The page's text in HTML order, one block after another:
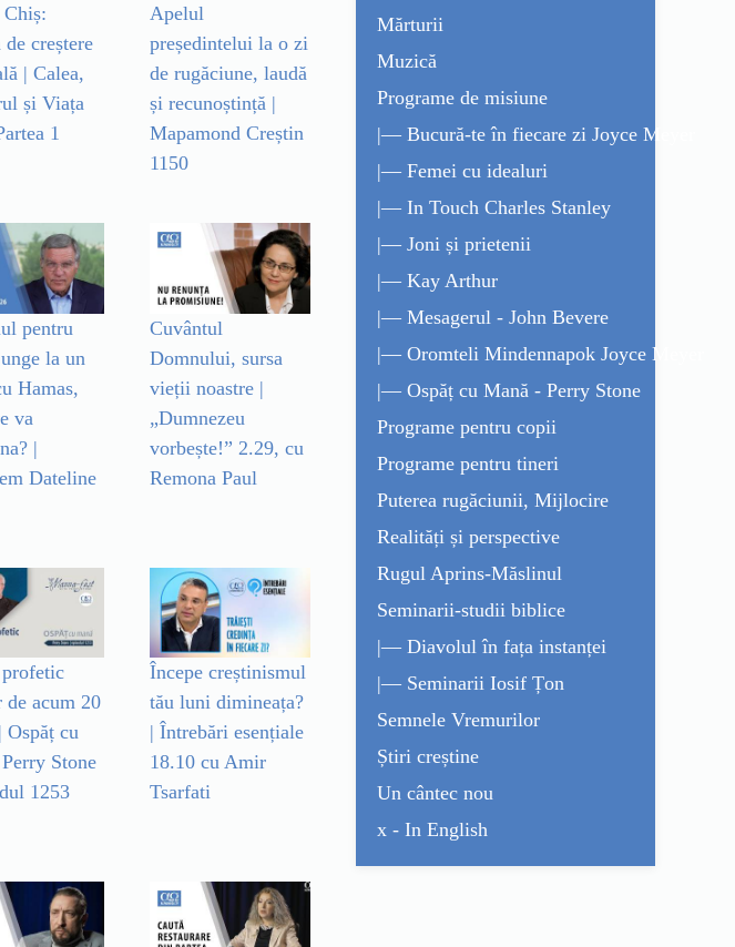
creștere
| Calea,
și Viața
1
Apelul
președintelui la o zi
de rugăciune, laudă
și recunoștință |
Mapamond Creștin
1150
pentru
la un
Hamas,
va
|
Dateline
Cuvântul
Domnului, sursa
vieții noastre |
„Dumnezeu
vorbește!” 2.29, cu
Remona Paul
acum 20
Ospăț cu
Stone
1253
Începe creștinismul
tău luni dimineața?
| Întrebări esențiale
18.10 cu Amir
Tsarfati
Mărturii
Muzică
Programe de misiune
|— Bucură-te în fiecare zi Joyce Meyer
|— Femei cu idealuri
|— In Touch Charles Stanley
|— Joni și prietenii
|— Kay Arthur
|— Mesagerul - John Bevere
|— Oromteli Mindennapok Joyce Meyer
|— Ospăț cu Mană - Perry Stone
Programe pentru copii
Programe pentru tineri
Puterea rugăciunii, Mijlocire
Realități și perspective
Rugul Aprins-Măslinul
Seminarii-studii biblice
|— Diavolul în fața instanței
|— Seminarii Iosif Țon
Semnele Vremurilor
Știri creștine
Un cântec nou
x - In English